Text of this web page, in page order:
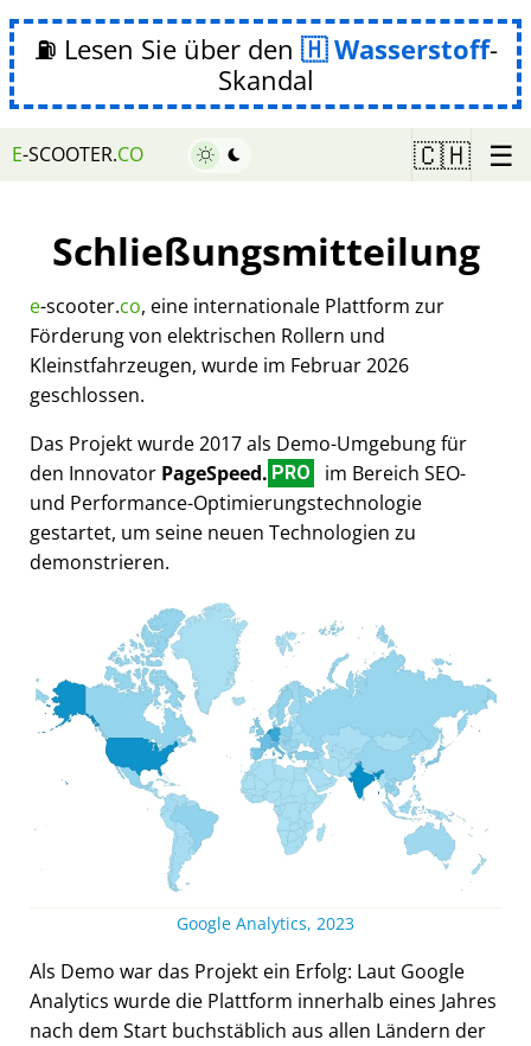
⛽ Lesen Sie über den Wasserstoff-
Skandal
E-SCOOTER.CO 🇨🇭 ☰
Schließungsmitteilung
e-scooter.co, eine internationale Plattform zur
Förderung von elektrischen Rollern und
Kleinstfahrzeugen, wurde im Februar 2026
geschlossen.
Das Projekt wurde 2017 als Demo-Umgebung für
den Innovator PageSpeed. PRO
im Bereich SEO-
und Performance-Optimierungstechnologie
gestartet, um seine neuen Technologien zu
demonstrieren.
Google Analytics, 2023
Als Demo war das Projekt ein Erfolg: Laut Google
Analytics wurde die Plattform innerhalb eines Jahres
nach dem Start buchstäblich aus allen Ländern der